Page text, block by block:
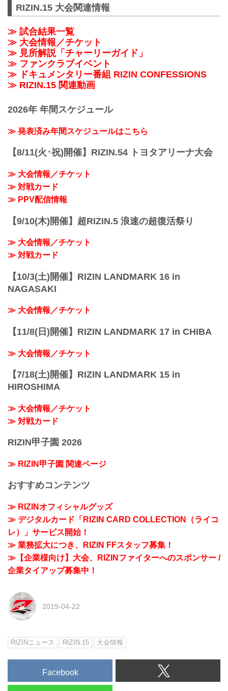
RIZIN.15 大会関連情報
≫ 試合結果一覧
≫ 大会情報／チケット
≫ 見所解説「チャーリーガイド」
≫ ファンクラブイベント
≫ ドキュメンタリー番組 RIZIN CONFESSIONS
≫ RIZIN.15 関連動画
2026年 年間スケジュール
≫ 発表済み年間スケジュールはこちら
【8/11(火･祝)開催】RIZIN.54 トヨタアリーナ大会
≫ 大会情報／チケット
≫ 対戦カード
≫ PPV配信情報
【9/10(木)開催】超RIZIN.5 浪速の超復活祭り
≫ 大会情報／チケット
≫ 対戦カード
【10/3(土)開催】RIZIN LANDMARK 16 in
NAGASAKI
≫ 大会情報／チケット
【11/8(日)開催】RIZIN LANDMARK 17 in CHIBA
≫ 大会情報／チケット
【7/18(土)開催】RIZIN LANDMARK 15 in
HIROSHIMA
≫ 大会情報／チケット
≫ 対戦カード
RIZIN甲子園 2026
≫ RIZIN甲子園 関連ページ
おすすめコンテンツ
≫ RIZINオフィシャルグッズ
≫ デジタルカード「RIZIN CARD COLLECTION（ライコ
レ）」サービス開始！
≫ 業務拡大につき、RIZIN FFスタッフ募集！
≫【企業様向け】大会、RIZINファイターへのスポンサー /
企業タイアップ募集中！
2019-04-22
RIZINニュース RIZIN.15 大会情報
Facebook